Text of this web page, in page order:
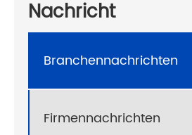
Nachricht
Branchennachrichten
Firmennachrichten